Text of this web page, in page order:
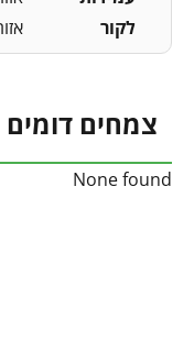
לקור
צמחים דומים
None found